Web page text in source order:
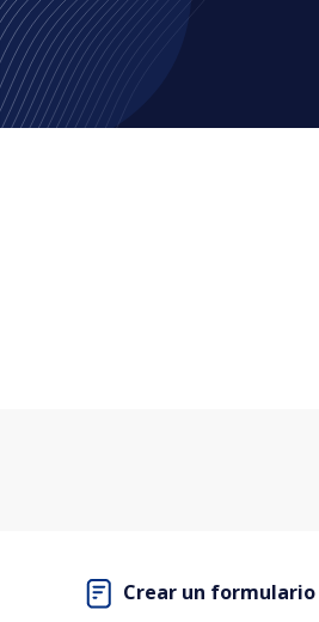
Crear un formulario